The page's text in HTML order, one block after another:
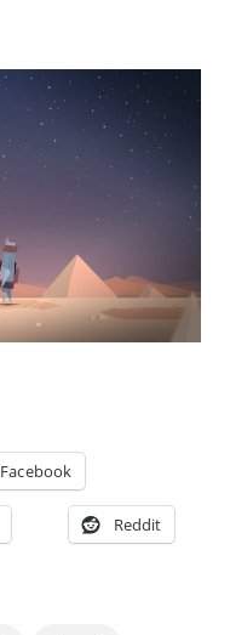
Facebook
Reddit